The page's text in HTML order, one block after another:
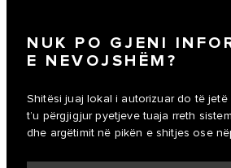
NUK PO GJENI
E NEVOJSHËM?
Shitësi juaj lokal i autorizuar do të
t’u përgjigjur pyetjeve tuaja rreth
dhe argëtimit në pikën e shitjes ose